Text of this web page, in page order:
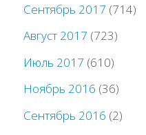
Сентябрь 2017 (714)
Август 2017 (723)
Июль 2017 (610)
Ноябрь 2016 (36)
Сентябрь 2016 (2)